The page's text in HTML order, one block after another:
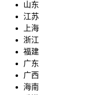
山东
江苏
上海
浙江
福建
广东
广西
海南